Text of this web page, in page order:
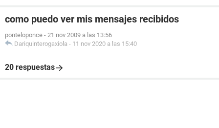
como puedo ver mis mensajes recibidos
ponteloponce - 21 nov 2009 a las 13:56
Dariquinterogaxiola - 11 nov 2020 a las 15:40
20 respuestas